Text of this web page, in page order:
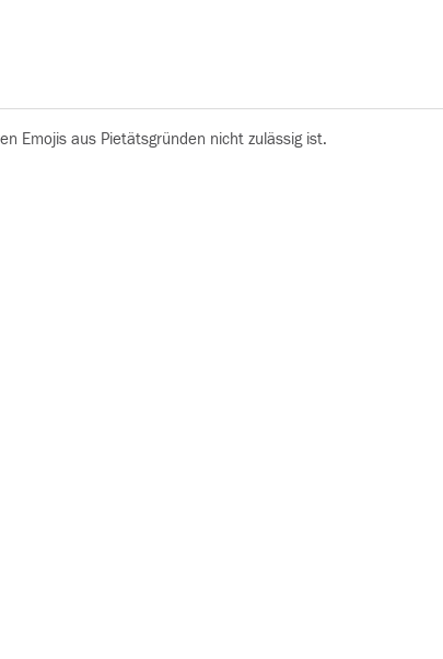
Emojis aus Pietätsgründen nicht zulässig ist.